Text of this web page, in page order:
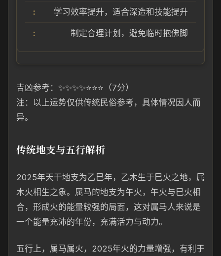
学习效率提升，适合深造和技能提升
制定合理计划，避免临时抱佛脚
吉凶参考：✨✨✨✨⭐⭐⭐（7分）
注：以上运势仅供传统民俗参考，具体情况因人而
异。
传统地支与五行解析
2025年天干地支为乙巳年，乙木生于巳火之地，属
木火相生之象。属马的地支为午火，午火与巳火相
合，形成火的能量较强的局面，这对属马人来说是
一个能量充沛的年份，充满活力与动力。
五行上，属马属火，2025年火的力量增强，有利于